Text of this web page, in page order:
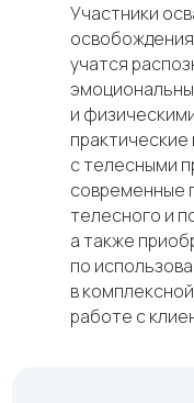
Участники
учатся
и
с телесными
современные
телесного и
а также
по
в
работе с